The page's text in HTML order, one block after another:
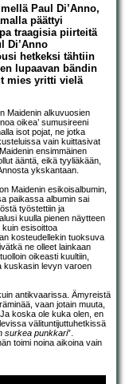
Paul Di’Anno,
päättyi
traagisia piirteitä
Di’Anno
hetkeksi tähtiin
lupaavan bändin
mies yritti vielä
Maidenin alkuvuosien
oikea’ sumusireeni
isot pojat, ne jotka
vain kuittasivat
ensimmäinen
ääntä, eikä tyyliäkään,
ykskantaan.
Maidenin esikoisalbumin,
paikassa albumin sai
työstettiin ja
kuulla pienen näytteen
kuin esisoittoa
kosteudellekin tuoksuva
ne olleet lainkaan
oikeasti kuultiin,
kuskasin levyn varoen
antikvaarissa. Ämyreistä
vaan jotain muuta,
koska ole kuka olen, en
välituntijuttuhetkissä
surkea punkkari”.
toimi noina aikoina vain